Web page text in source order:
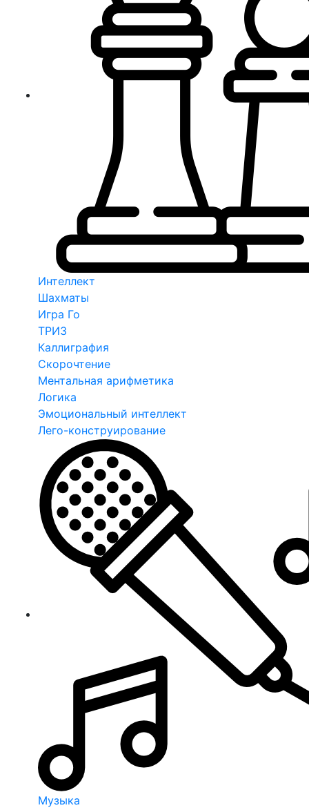
Интеллект
Шахматы
Игра Го
ТРИЗ
Каллиграфия
Скорочтение
Ментальная арифметика
Логика
Эмоциональный интеллект
Лего-конструирование
Музыка